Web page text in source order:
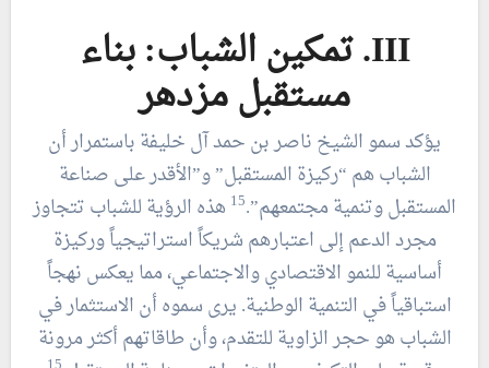
III. تمكين الشباب: بناء
مستقبل مزدهر
يؤكد سمو الشيخ ناصر بن حمد آل خليفة باستمرار أن
الشباب هم “ركيزة المستقبل” و”الأقدر على صناعة
المستقبل وتنمية مجتمعهم”.15 هذه الرؤية للشباب تتجاوز
مجرد الدعم إلى اعتبارهم شريكاً استراتيجياً وركيزة
أساسية للنمو الاقتصادي والاجتماعي، مما يعكس نهجاً
استباقياً في التنمية الوطنية. يرى سموه أن الاستثمار في
الشباب هو حجر الزاوية للتقدم، وأن طاقاتهم أكثر مرونة